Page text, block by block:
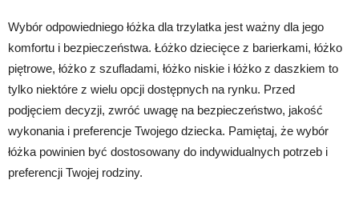
Wybór odpowiedniego łóżka dla trzylatka jest ważny dla jego
komfortu i bezpieczeństwa. Łóżko dziecięce z barierkami, łóżko
piętrowe, łóżko z szufladami, łóżko niskie i łóżko z daszkiem to
tylko niektóre z wielu opcji dostępnych na rynku. Przed
podjęciem decyzji, zwróć uwagę na bezpieczeństwo, jakość
wykonania i preferencje Twojego dziecka. Pamiętaj, że wybór
łóżka powinien być dostosowany do indywidualnych potrzeb i
preferencji Twojej rodziny.